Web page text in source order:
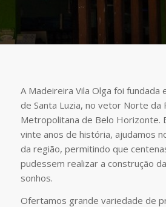
A Madeireira Vila Olga foi fundada
de Santa Luzia, no vetor Norte da
Metropolitana de Belo Horizonte.
vinte anos de história, ajudamos
da região, permitindo que
pudessem realizar a construção
sonhos.
Ofertamos grande variedade de